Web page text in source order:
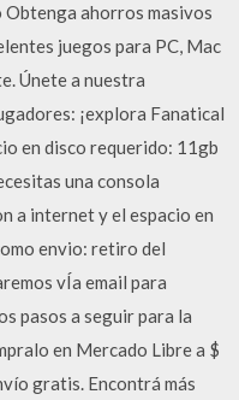
ahorros masivos
juegos para PC, Mac
Únete a nuestra
¡explora Fanatical
en disco requerido: 11gb
una consola
a internet y el espacio en
envio: retiro del
vÍa email para
pasos a seguir para la
en Mercado Libre a $
gratis. Encontrá más